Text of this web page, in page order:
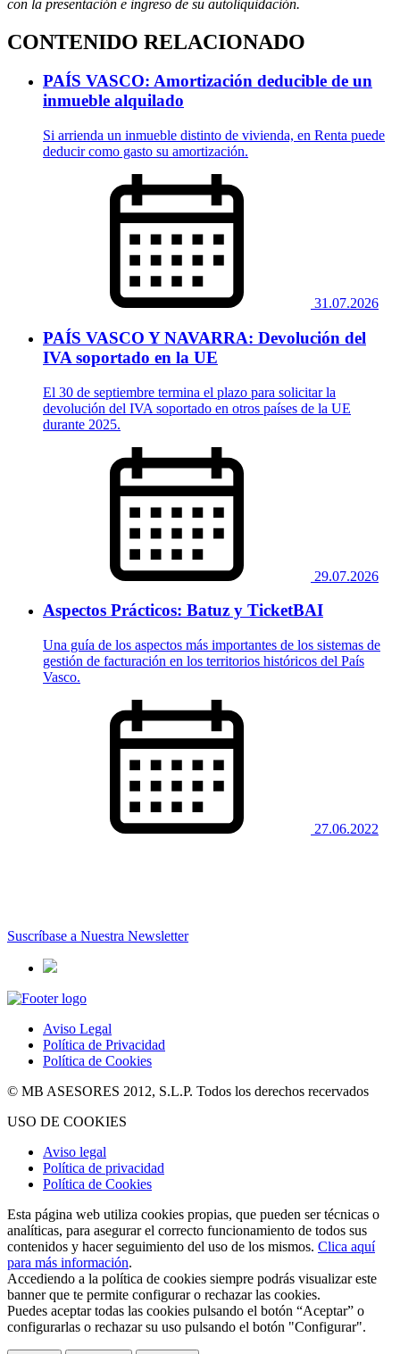
con la presentación e ingreso de su autoliquidación.
CONTENIDO RELACIONADO
PAÍS VASCO: Amortización deducible de un
inmueble alquilado
Si arrienda un inmueble distinto de vivienda, en Renta puede
deducir como gasto su amortización.
31.07.2026
PAÍS VASCO Y NAVARRA: Devolución del
IVA soportado en la UE
El 30 de septiembre termina el plazo para solicitar la
devolución del IVA soportado en otros países de la UE
durante 2025.
29.07.2026
Aspectos Prácticos: Batuz y TicketBAI
Una guía de los aspectos más importantes de los sistemas de
gestión de facturación en los territorios históricos del País
Vasco.
27.06.2022
Suscríbase a Nuestra Newsletter
Aviso Legal
Política de Privacidad
Política de Cookies
© MB ASESORES 2012, S.L.P. Todos los derechos recervados
USO DE COOKIES
Aviso legal
Política de privacidad
Política de Cookies
Esta página web utiliza cookies propias, que pueden ser técnicas o
analíticas, para asegurar el correcto funcionamiento de todos sus
contenidos y hacer seguimiento del uso de los mismos. Clica aquí
para más información.
Accediendo a la política de cookies siempre podrás visualizar este
banner que te permite configurar o rechazar las cookies.
Puedes aceptar todas las cookies pulsando el botón “Aceptar” o
configurarlas o rechazar su uso pulsando el botón "Configurar".